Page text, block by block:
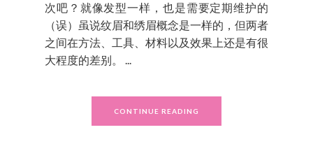
次吧？就像发型一样，也是需要定期维护的
（误）虽说纹眉和绣眉概念是一样的，但两者
之间在方法、工具、材料以及效果上还是有很
大程度的差别。 ...
CONTINUE READING